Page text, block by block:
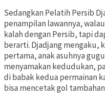
Sedangkan Pelatih Persib
penampilan lawannya,
kalah dengan Persib, tapi
berarti. Djadjang mengaku,
pertama, anak asuhnya
menyamakan kedudukan,
di babak kedua permainan
bisa mencetak gol